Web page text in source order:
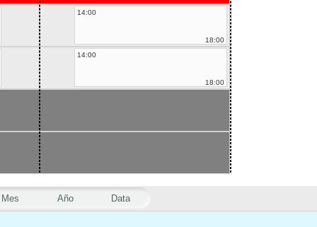
Mes Año Data
14:00
18:00
14:00
18:00